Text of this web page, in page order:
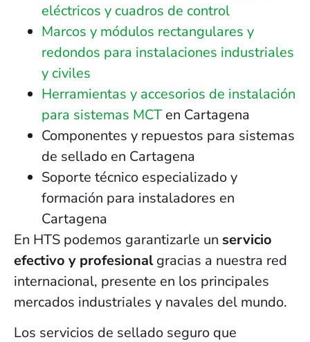
eléctricos y cuadros de control
Marcos y módulos rectangulares y
redondos para instalaciones industriales
y civiles
Herramientas y accesorios de instalación
para sistemas MCT en Cartagena
Componentes y repuestos para sistemas
de sellado en Cartagena
Soporte técnico especializado y
formación para instaladores en
Cartagena
En HTS podemos garantizarle un servicio
efectivo y profesionalgracias a nuestra red
internacional, presente en los principales
mercados industriales y navales del mundo.
Los servicios de sellado seguro que